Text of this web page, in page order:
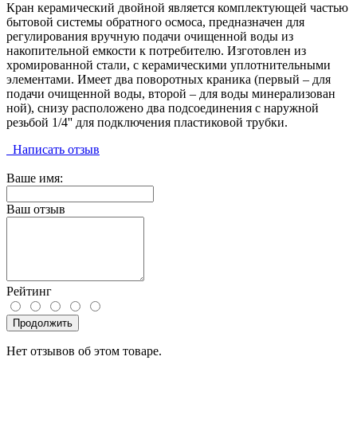
Кран керамический двойной является комплектующей частью
бытовой системы обратного осмоса, предназначен для
регулирования вручную подачи очищенной воды из
накопительной емкости к потребителю. Изготовлен из
хромированной стали, с керамическими уплотнительными
элементами. Имеет два поворотных краника (первый – для
подачи очищенной воды, второй – для воды минерализован
ной), снизу расположено два подсоединения с наружной
резьбой 1/4'' для подключения пластиковой трубки.
Написать отзыв
Ваше имя:
Ваш отзыв
Рейтинг
Продолжить
Нет отзывов об этом товаре.